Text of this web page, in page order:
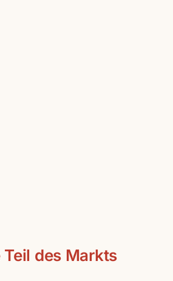
Teil des Markts